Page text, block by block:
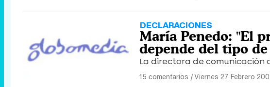
DECLARACIONES
María Penedo: "El
depende del tipo
La directora de comunicación
15 comentarios |Viernes 27 Febrero